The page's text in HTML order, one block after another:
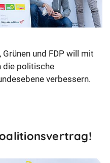
und FDP will mit
die politische
verbessern.